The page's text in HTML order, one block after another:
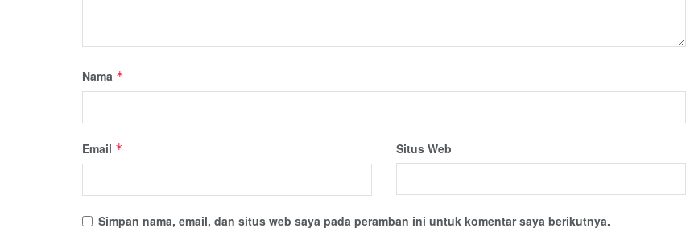
Nama *
Email * Situs Web
Simpan nama, email, dan situs web saya pada peramban ini untuk komentar saya berikutnya.